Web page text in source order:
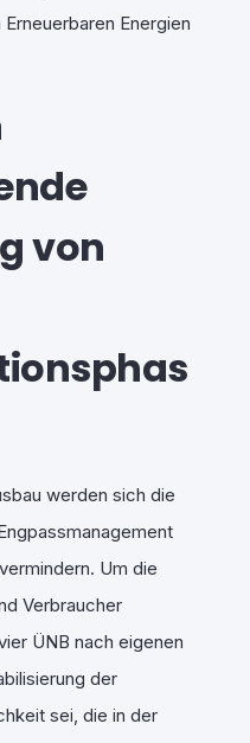
Energien
von
werden sich die
Um die
Verbraucher
ÜNB nach eigenen
der
sei, die in der